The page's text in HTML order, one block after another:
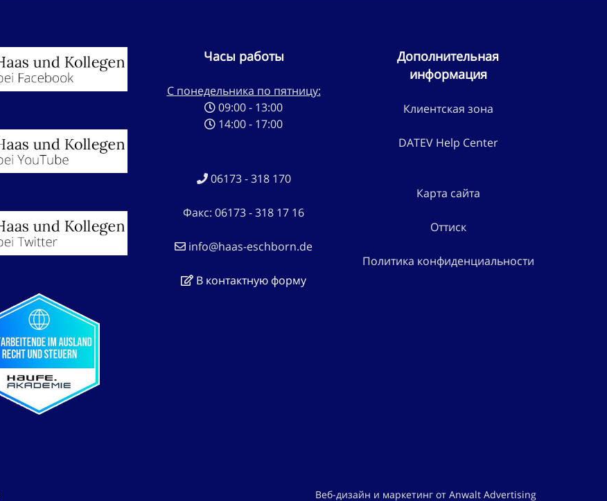
Часы работы
С понедельника по пятницу:
09:00 - 13:00
14:00 - 17:00
06173 - 318 170
Факс: 06173 - 318 17 16
info@haas-eschborn.de
В контактную форму
Дополнительная
информация
Клиентская зона
DATEV Help Center
Карта сайта
Оттиск
Политика конфиденциальности
Веб-дизайн и маркетинг от Anwalt Advertising